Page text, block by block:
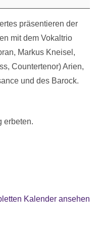
präsentieren der
mit dem Vokaltrio
Markus Kneisel,
Countertenor) Arien,
und des Barock.
erbeten.
Kalender ansehen